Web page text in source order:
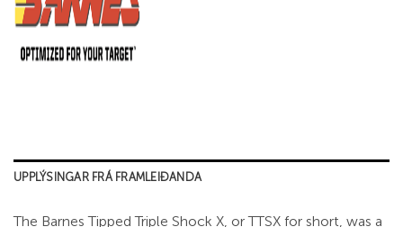
UPPLÝSINGAR FRÁ FRAMLEIÐANDA
The Barnes Tipped Triple Shock X, or TTSX for short, was a